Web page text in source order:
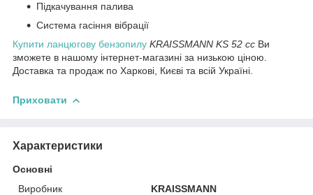
Підкачування палива
Система гасіння вібрації
Купити ланцюгову бензопилу KRAISSMANN KS 52 cc Ви
зможете в нашому інтернет-магазині за низькою ціною.
Доставка та продаж по Харкові, Києві та всій Україні.
Приховати
Характеристики
Основні
Виробник
KRAISSMANN